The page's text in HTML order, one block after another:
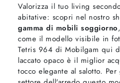
Valorizza il tuo living
abitative: scopri nel nostro
gamma di mobili soggiorno
come il modello visibile in
Tetris 964 di Mobilgam qui
laccato opaco è il miglior
tocco elegante al salotto.